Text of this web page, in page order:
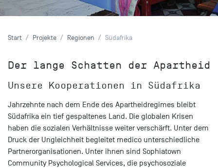
Start Projekte Regionen Südafrika
Der lange Schatten der Apartheid
Unsere Kooperationen in Südafrika
Jahrzehnte nach dem Ende des Apartheidregimes bleibt
Südafrika ein tief gespaltenes Land. Die globalen Krisen
haben die sozialen Verhältnisse weiter verschärft. Unter dem
Druck der Ungleichheit begleitet medico unterschiedliche
Partnerorganisationen. Unter ihnen sind Sophiatown
Community Psychological Services, die psychosoziale